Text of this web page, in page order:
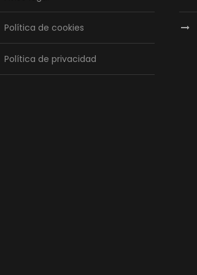
Política de cookies
Política de privacidad